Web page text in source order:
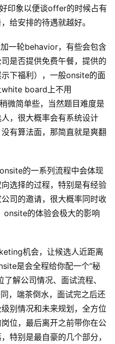
印象以便谈offer的时候占有
给安排的待遇就越好。
一轮behavior，有些会包含
是否提供免费午餐，提供的
下福利），一般onsite的面
board上不用
微简单些，当然题目难度是
，很大概率会有系统设计
有算法面，那简直就是爽翻
的一系列流程中会体现
选择的过程，特别是有经验
司的邀请，很大概率同时收
的体验会极大的影响
机会，让候选人近距离
是会全程给你配一个“秘
解公司情况、面试流程、
，端茶倒水，面试完之后还
别情况和未来规划，全方位
位，最后离开之前带你在公
特别是最自豪的几个部分，